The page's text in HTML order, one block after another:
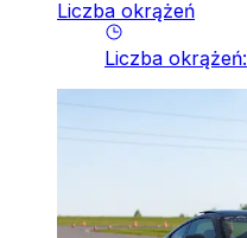
Liczba okrążeń
Liczba okrążeń: